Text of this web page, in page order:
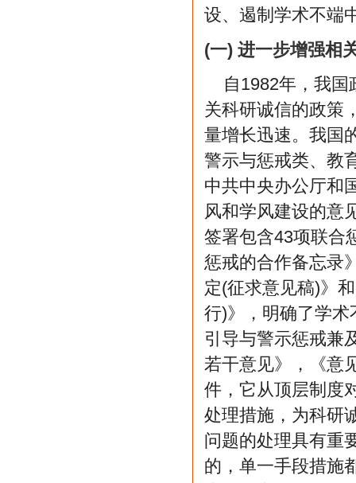
设、遏制学术不端
(一) 进一步增强相
自1982年，我
关科研诚信的政策
量增长迅速。我国
警示与惩戒类、教
中共中央办公厅和
风和学风建设的意
签署包含43项联合
惩戒的合作备忘录
定(征求意见稿)》
行)》，明确了学
引导与警示惩戒兼
若干意见》，《意
件，它从顶层制度
处理措施，为科研
问题的处理具有重
的，单一手段措施